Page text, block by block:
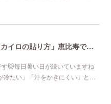
「代謝アップならここ！効果的なカイロの貼り方」恵比寿で口コミNo 1美容鍼灸ならmeilong
🐱毎日暑い日が続いていますね
たい」「汗をかきにくい」と…